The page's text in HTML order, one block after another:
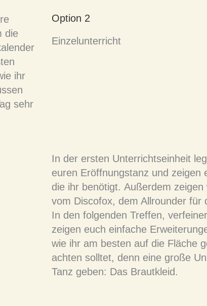
die
ihr
sehr
Option 2
Einzelunterricht
In der ersten Unterrichtseinheit
euren Eröffnungstanz und zeigen
die ihr benötigt. Außerdem
vom Discofox, dem Allrounder für
In den folgenden Treffen,
zeigen euch einfache
wie ihr am besten auf die Fläche
achten solltet, denn eine große
Tanz geben: Das Brautkleid.